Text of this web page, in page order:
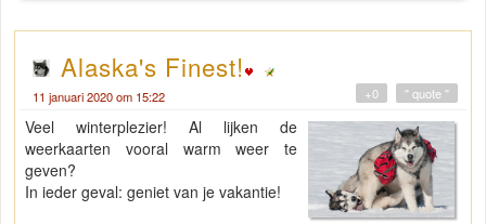
Alaska's Finest!
11 januari 2020 om 15:22 " quote "
+0
Veel winterplezier! Al lijken de
weerkaarten vooral warm weer te
geven?
In ieder geval: geniet van je vakantie!